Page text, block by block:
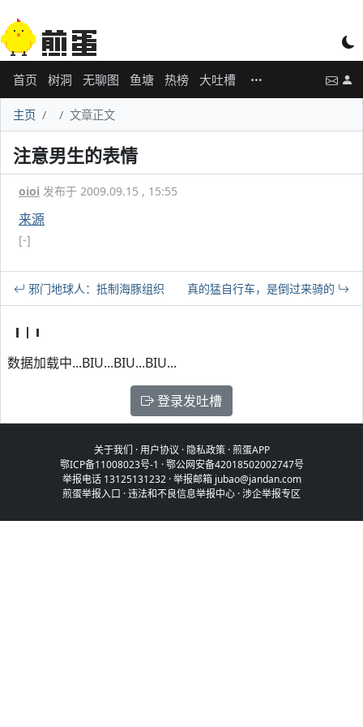
首页 树洞 无聊图 鱼塘 热榜 大吐槽
主页 文章正文
注意男生的表情
oioi 发布于 2009.09.15 , 15:55
来源
[-]
邪门地球人：抵制海豚组织 真的猛自行车，是倒过来骑的
数据加载中...BIU...BIU...BIU...
登录发吐槽
关于我们 ·用户协议 · 隐私政策·煎蛋APP
鄂ICP备11008023号-1 ·鄂公网安备42018502002747号
举报电话 13125131232 · 举报邮箱 jubao@jandan.com
煎蛋举报入口 ·违法和不良信息举报中心 ·涉企举报专区